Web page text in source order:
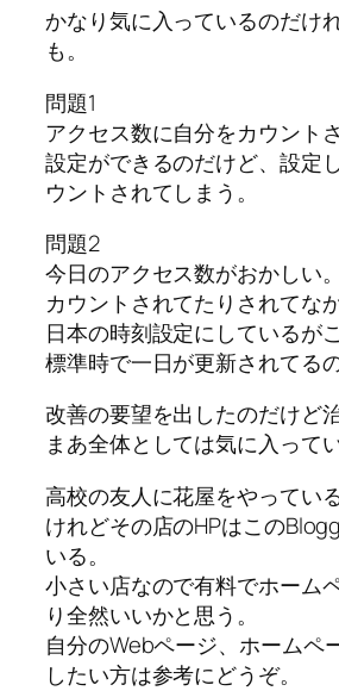
かなり気に入っているのだけ
も。
問題1
アクセス数に自分をカウント
設定ができるのだけど、設定
ウントされてしまう。
問題2
今日のアクセス数がおかしい。
カウントされてたりされてな
日本の時刻設定にしているが
標準時で一日が更新されてる
改善の要望を出したのだけど
まあ全体としては気に入ってい
高校の友人に花屋をやってい
けれどその店のHPはこの
いる。
小さい店なので有料でホーム
り全然いいかと思う。
自分のWebページ、ホームペ
したい方は参考にどうぞ。